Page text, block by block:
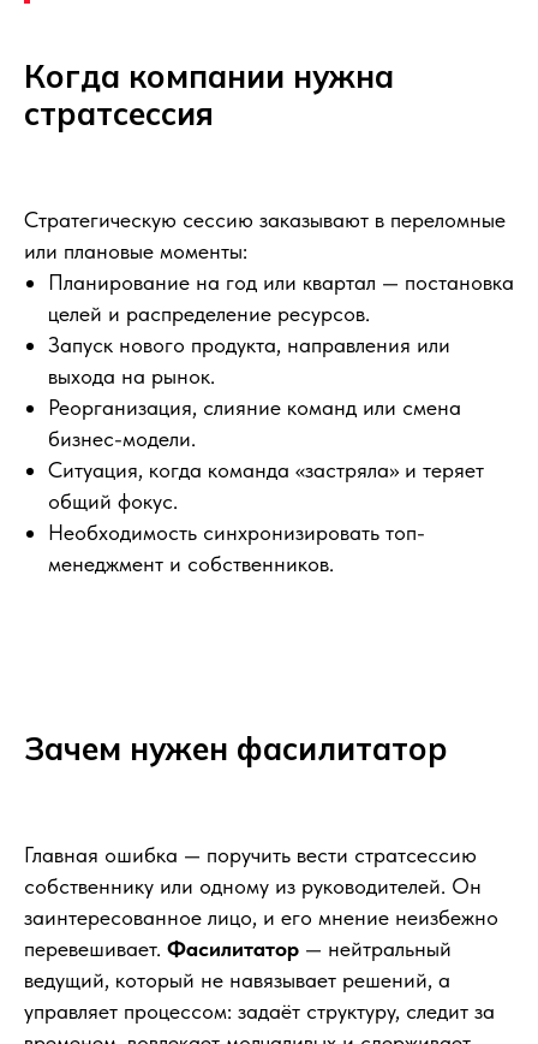
Когда компании нужна
стратсессия
Стратегическую сессию заказывают в переломные
или плановые моменты:
Планирование на год или квартал — постановка
целей и распределение ресурсов.
Запуск нового продукта, направления или
выхода на рынок.
Реорганизация, слияние команд или смена
бизнес-модели.
Ситуация, когда команда «застряла» и теряет
общий фокус.
Необходимость синхронизировать топ-
менеджмент и собственников.
Зачем нужен фасилитатор
Главная ошибка — поручить вести стратсессию
собственнику или одному из руководителей. Он
заинтересованное лицо, и его мнение неизбежно
перевешивает. Фасилитатор — нейтральный
ведущий, который не навязывает решений, а
управляет процессом: задаёт структуру, следит за